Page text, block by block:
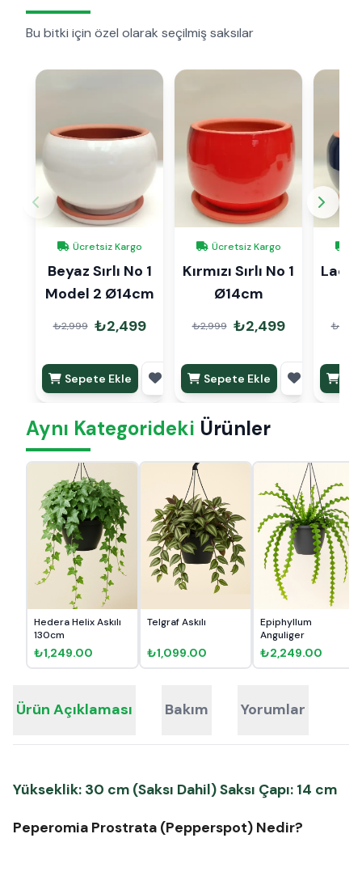
Bu bitki için özel olarak seçilmiş saksılar
Ücretsiz Kargo
Beyaz Sırlı No 1
Model 2 Ø14cm
₺2,999 ₺2,499
Sepete Ekle
Ücretsiz Kargo
Kırmızı Sırlı No 1
Ø14cm
₺2,999 ₺2,499
Sepete Ekle
Aynı Kategorideki Ürünler
Hedera Helix Askılı
130cm
₺1,249.00
Telgraf Askılı
₺1,099.00
Epiphyllum
Anguliger
₺2,249.00
Ürün Açıklaması Bakım Yorumlar
Yükseklik: 30 cm (Saksı Dahil)Saksı Çapı: 14 cm
Peperomia Prostrata (Pepperspot) Nedir?